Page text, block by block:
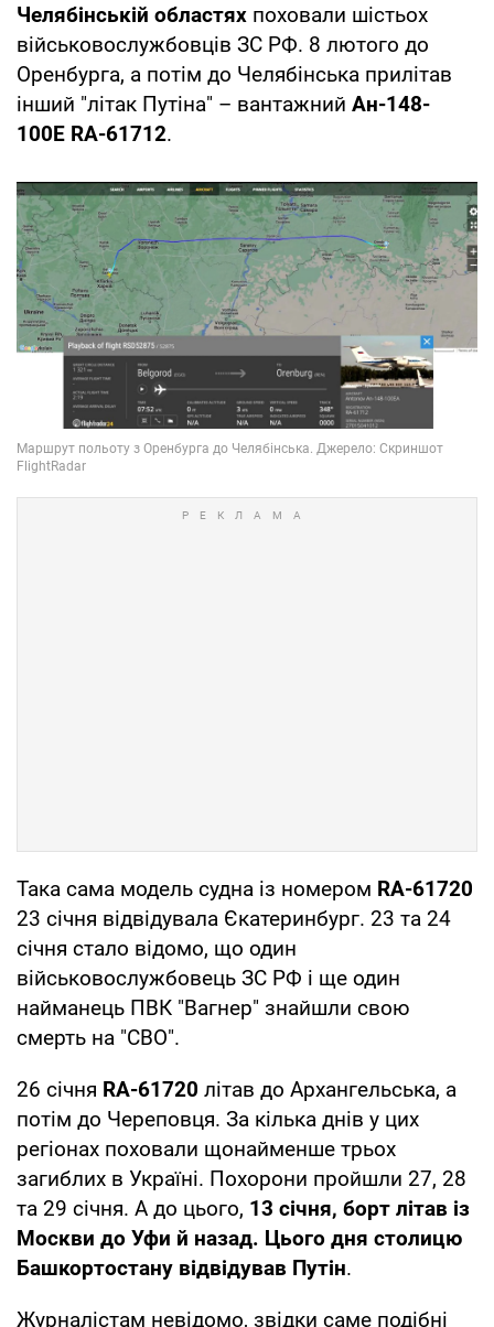
Челябінській областях поховали шістьох
військовослужбовців ЗС РФ. 8 лютого до
Оренбурга, а потім до Челябінська прилітав
інший "літак Путіна" – вантажний Ан-148-
100Е RA-61712.
Така сама модель судна із номером RA-61720
23 січня відвідувала Єкатеринбург. 23 та 24
січня стало відомо, що один
військовослужбовець ЗС РФ і ще один
найманець ПВК "Вагнер" знайшли свою
смерть на "СВО".
26 січня RA-61720 літав до Архангельська, а
потім до Череповця. За кілька днів у цих
регіонах поховали щонайменше трьох
загиблих в Україні. Похорони пройшли 27, 28
та 29 січня. А до цього, 13 січня, борт літав із
Москви до Уфи й назад. Цього дня столицю
Башкортостану відвідував Путін.
Журналістам невідомо, звідки саме подібні